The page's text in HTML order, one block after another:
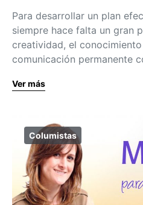
Para desarrollar un plan
siempre hace falta un gran
creatividad, el
comunicación permanente
Ver más
Columistas